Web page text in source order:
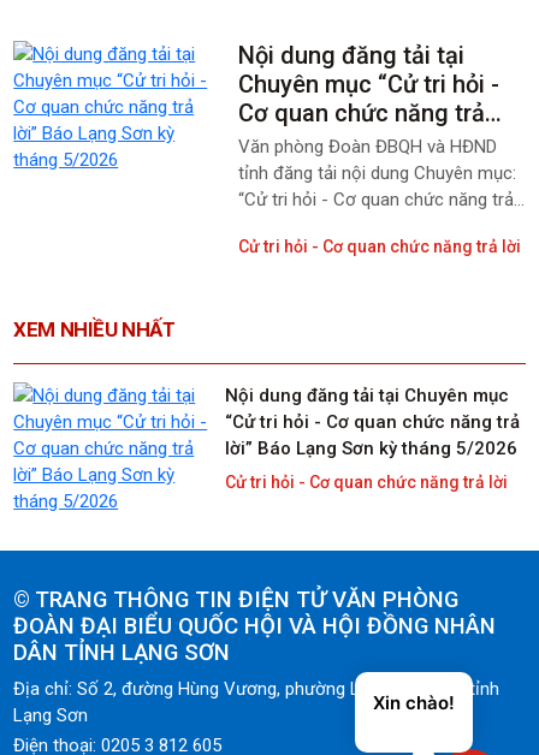
Nội dung đăng tải tại
Chuyên mục “Cử tri hỏi -
Cơ quan chức năng trả
lời” Báo Lạng Sơn kỳ
tháng 5/2026
Văn phòng Đoàn ĐBQH và HĐND
tỉnh đăng tải nội dung Chuyên mục:
“Cử tri hỏi - Cơ quan chức năng trả
Cử tri hỏi - Cơ quan chức năng trả lời
XEM NHIỀU NHẤT
Nội dung đăng tải tại Chuyên mục
“Cử tri hỏi - Cơ quan chức năng trả
lời” Báo Lạng Sơn kỳ tháng 5/2026
Cử tri hỏi - Cơ quan chức năng trả lời
© TRANG THÔNG TIN ĐIỆN TỬ VĂN PHÒNG
ĐOÀN ĐẠI BIỂU QUỐC HỘI VÀ HỘI ĐỒNG NHÂN
DÂN TỈNH LẠNG SƠN
Địa chỉ: Số 2, đường Hùng Vương, phường Lương Văn Tri, tỉnh
Lạng Sơn
Điện thoại: 0205 3 812 605
Xin chào!